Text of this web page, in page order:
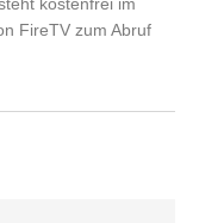
FireTV zum Abruf